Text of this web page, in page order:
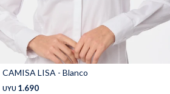
CAMISA LISA - Blanco
UYU 1.690